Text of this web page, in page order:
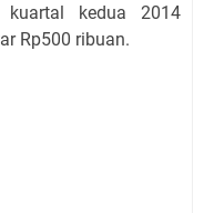
kuartal kedua 2014
Rp500 ribuan.